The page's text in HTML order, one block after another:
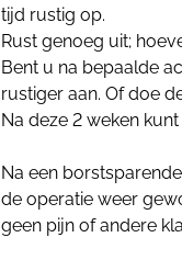
tijd rustig op.
Rust genoeg uit;
Bent u na bepaalde
rustiger aan. Of doe
Na deze 2 weken
Na een
de operatie weer
geen pijn of andere